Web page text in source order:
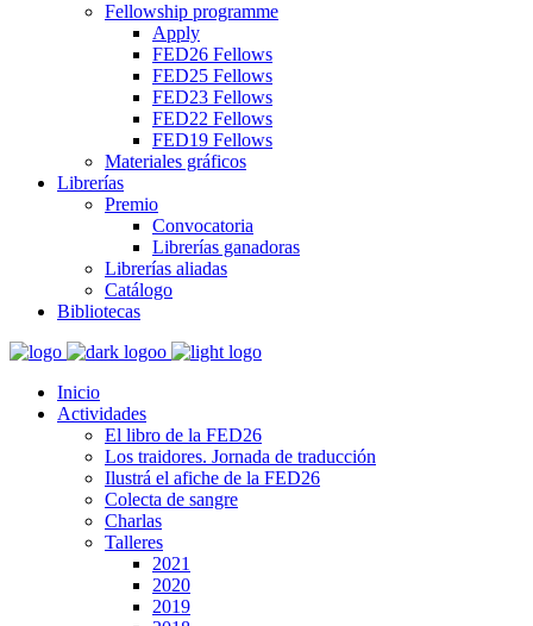
Fellowship programme
Apply
FED26 Fellows
FED25 Fellows
FED23 Fellows
FED22 Fellows
FED19 Fellows
Materiales gráficos
Librerías
Premio
Convocatoria
Librerías ganadoras
Librerías aliadas
Catálogo
Bibliotecas
Inicio
Actividades
El libro de la FED26
Los traidores. Jornada de traducción
Ilustrá el afiche de la FED26
Colecta de sangre
Charlas
Talleres
2021
2020
2019